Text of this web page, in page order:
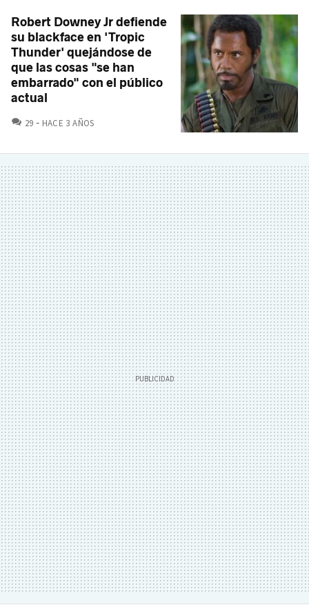
Robert Downey Jr defiende
su blackface en 'Tropic
Thunder' quejándose de
que las cosas "se han
embarrado" con el público
actual
29 COMENTARIOS
HACE 3 AÑOS